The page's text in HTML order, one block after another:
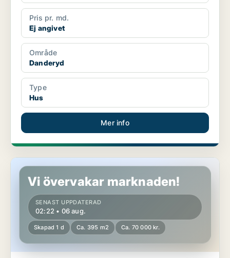
Pris pr. md.
Ej angivet
Område
Danderyd
Type
Hus
Mer info
Hus i Danderyd, Djursholm
Vi övervakar marknaden!
SENAST UPPDATERAD
02:22 • 06 aug.
Skapad 1 d Ca. 395 m2 Ca. 70 000 kr.